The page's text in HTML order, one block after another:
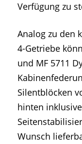
Verfügung zu
Analog zu den
4-Getriebe
und MF 5711
Silentblöcken
hinten
Wunsch